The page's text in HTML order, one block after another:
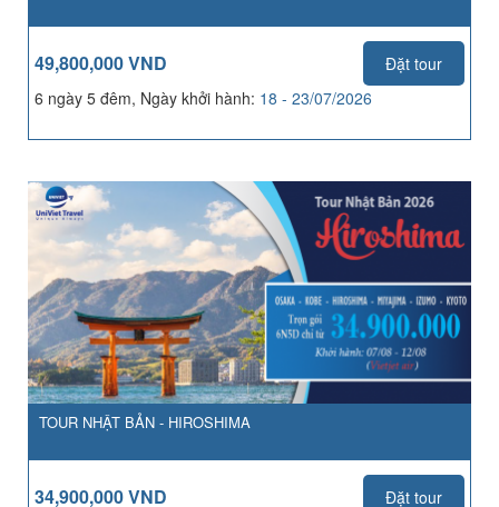
49,800,000 VND
Đặt tour
6 ngày 5 đêm, Ngày khởi hành: 18 - 23/07/2026
TOUR NHẬT BẢN - HIROSHIMA
34,900,000 VND
Đặt tour